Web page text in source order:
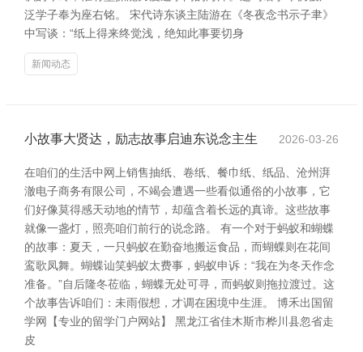
泛学子奉为座右铭。 宋代诗东谈主陆游在《冬夜念书示子聿》
中写谈：“纸上得来终觉浅，绝知此事要切身
新闻动态
小故事大贤达，励志故事启迪东说念主生 2026-03-26
在咱们的生活中网上销售抽纸、卷纸、餐巾纸、纸品、沧州湃
澈电子商务有限公司，不竭会遭遇一些看似通俗的小故事，它
们好像莫得感天动地的情节，却蕴含着长远的真谛。这些故事
就像一盏灯，照亮咱们前行的说念路。 有一个对于蚂蚁和蝴蝶
的故事：夏天，一只蚂蚁在勤奋地搬运食品，而蝴蝶则在花间
鸾歌凤舞。蝴蝶讪笑蚂蚁太费事，蚂蚁申诉：“我在为冬天作念
准备。”自后隆冬莅临，蝴蝶无处可寻，而蚂蚁则拖拉渡过。这
个故事告诉咱们：未雨假想，才调在困境中生涯。 博禾出国留
学网【专业的留学门户网站】 黑龙江省佳木斯市桦川县忽省走
皮